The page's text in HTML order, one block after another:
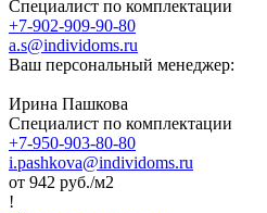
Специалист по комплектации
+7-902-909-90-80
a.s@individoms.ru
Ваш персональный менеджер:
Ирина Пашкова
Специалист по комплектации
+7-950-903-80-80
i.pashkova@individoms.ru
от 942 руб./м2
!